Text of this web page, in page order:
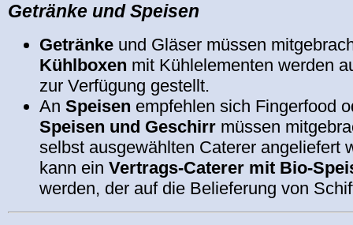
Getränke und Speisen
Getränke und Gläser müssen
Kühlboxen mit Kühlelementen werden
zur Verfügung gestellt.
An Speisen empfehlen sich Fingerfood
Speisen und Geschirr müssen
selbst ausgewählten Caterer angeliefert
kann ein Vertrags-Caterer mit Bio-
werden, der auf die Belieferung von